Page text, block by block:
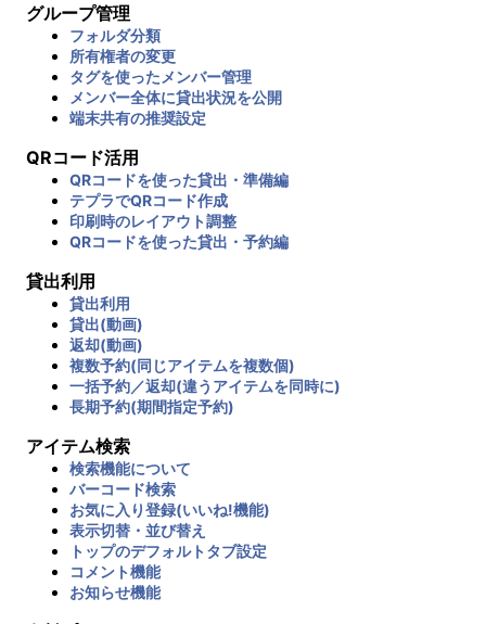
グループ管理
フォルダ分類
所有権者の変更
タグを使ったメンバー管理
メンバー全体に貸出状況を公開
端末共有の推奨設定
QRコード活用
QRコードを使った貸出・準備編
テプラでQRコード作成
印刷時のレイアウト調整
QRコードを使った貸出・予約編
貸出利用
貸出利用
貸出(動画)
返却(動画)
複数予約(同じアイテムを複数個)
一括予約／返却(違うアイテムを同時に)
長期予約(期間指定予約)
アイテム検索
検索機能について
バーコード検索
お気に入り登録(いいね!機能)
表示切替・並び替え
トップのデフォルトタブ設定
コメント機能
お知らせ機能